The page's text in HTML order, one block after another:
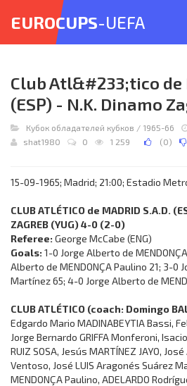
EUROCUPS-UEFA
Club Atl&#233;tico de
(ESP) - N.K. Dinamo
Кубок обладателей кубков / 1965-66
shat1980
0 1 259 (0)
15-09-1965; Madrid; 21:00; Estadio
CLUB ATLÉTICO de MADRID S.A.D.
ZAGREB (YUG) 4-0 (2-0)
Referee: George McCabe (ENG)
Goals: 1-0 Jorge Alberto de
Alberto de MENDONÇA Paulino 21; 3-0
Martínez 65; 4-0 Jorge Alberto de
CLUB ATLÉTICO (coach: Domingo
Edgardo Mario MADINABEYTIA Bassi,
Jorge Bernardo GRIFFA Monferoni,
RUIZ SOSA, Jesús MARTÍNEZ JAYO,
Ventoso, José LUIS Aragonés Suárez
MENDONÇA Paulino, ADELARDO